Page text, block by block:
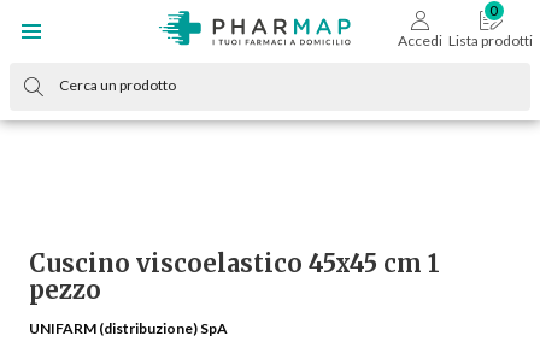
Accedi Lista prodotti
Cuscino viscoelastico 45x45 cm 1
pezzo
UNIFARM (distribuzione) SpA